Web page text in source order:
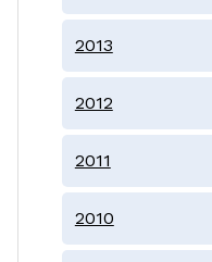
2013
2012
2011
2010